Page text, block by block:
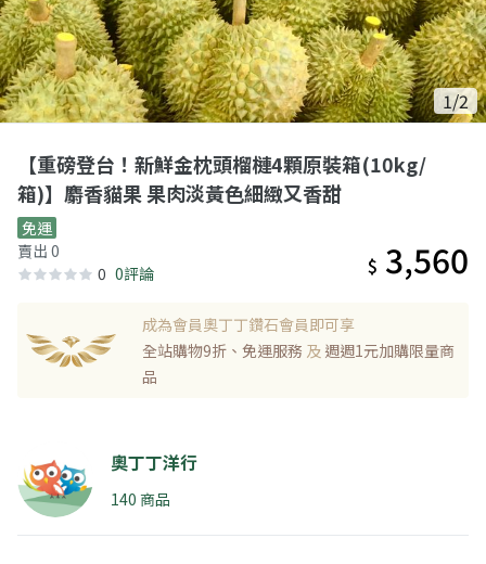
1/2
【重磅登台！新鮮金枕頭榴槤4顆原裝箱(10kg/
箱)】麝香貓果 果肉淡黃色細緻又香甜
免運
賣出 0
0 0評論 $ 3,560
成為會員奧丁丁鑽石會員即可享
全站購物9折、免運服務 及 週週1元加購限量商
品
奧丁丁洋行
140 商品